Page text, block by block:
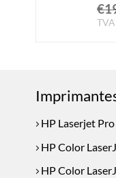
€
HP Laserjet Pro
HP Color
HP Color